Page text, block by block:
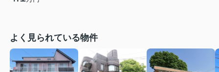
よく見られている物件